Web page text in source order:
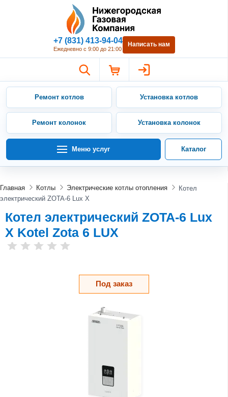
Нижегородская Газовая
+7 (831) 413-94-04
Ежедневно с 9:00 до 21:00
Написать нам
Ремонт котлов Установка котлов
Ремонт колонок Установка колонок
Меню услуг Каталог
Главная Котлы Электрические котлы отопления
Котел
электрический ZOTA-6 Lux X
Котел электрический ZOTA-6 Lux
X Kotel Zota 6 LUX
Под заказ